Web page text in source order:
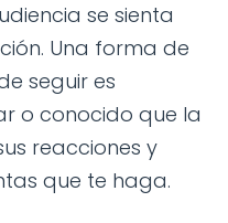
se sienta
Una forma de
seguir es
o conocido que la
reacciones y
que te haga.